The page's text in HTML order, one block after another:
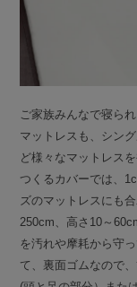
ご家族みんなで寝ら
マットレスも、シン
ど様々なマットレス
つくるカバーでは、
ズのマットレスにも
250cm、高さ10～
を汚れや摩耗から守
て、裏面ゴムなので